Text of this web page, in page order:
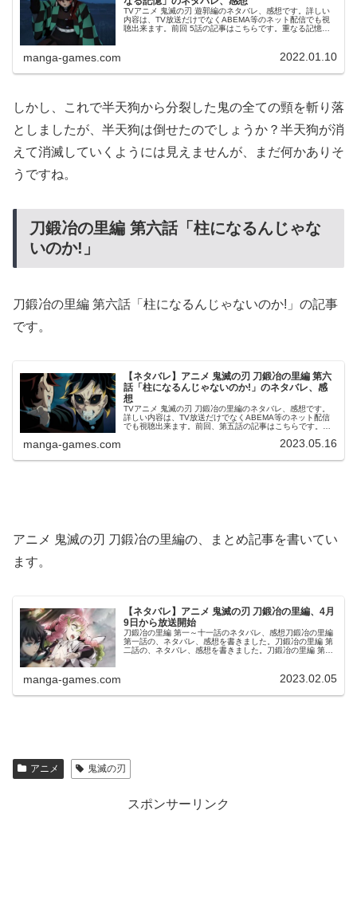
TVアニメ 鬼滅の刃 遊郭編のネタバレ、感想です。詳しい
内容は、TV放送だけでなくABEMA等のネット配信でも視
聴出来ます。前回 5話の記事はこちらです。重なる記憶第5
manga-games.com 2022.01.10
しかし、これで半天狗から分裂した鬼の全ての頸を斬り落
としましたが、半天狗は倒せたのでしょうか？半天狗が消
えて消滅していくようには見えませんが、まだ何かありそ
うですね。
刀鍛冶の里編 第六話「柱になるんじゃな
いのか!」
刀鍛冶の里編 第六話「柱になるんじゃないのか!」の記事
です。
【ネタバレ】アニメ 鬼滅の刃 刀鍛冶の里編 第六
話「柱になるんじゃないのか!」のネタバレ、感
想
TVアニメ 鬼滅の刃 刀鍛冶の里編のネタバレ、感想です。
詳しい内容は、TV放送だけでなくABEMA等のネット配信
でも視聴出来ます。前回、第五話の記事はこちらです。第
manga-games.com 2023.05.16
アニメ 鬼滅の刃 刀鍛冶の里編の、まとめ記事を書いてい
ます。
【ネタバレ】アニメ 鬼滅の刃 刀鍛冶の里編、4月
9日から放送開始
刀鍛冶の里編 第一～十一話のネタバレ、感想刀鍛冶の里編
第一話の、ネタバレ、感想を書きました。刀鍛冶の里編 第
二話の、ネタバレ、感想を書きました。刀鍛冶の里編 第三
manga-games.com 2023.02.05
アニメ 鬼滅の刃
スポンサーリンク